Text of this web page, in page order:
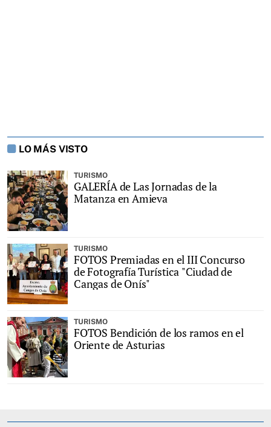
LO MÁS VISTO
TURISMO
GALERÍA de Las Jornadas de la
Matanza en Amieva
TURISMO
FOTOS Premiadas en el III Concurso
de Fotografía Turística "Ciudad de
Cangas de Onís"
TURISMO
FOTOS Bendición de los ramos en el
Oriente de Asturias